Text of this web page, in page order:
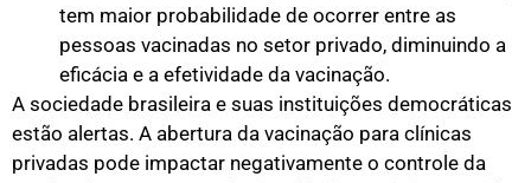
tem maior probabilidade de ocorrer entre as
pessoas vacinadas no setor privado, diminuindo a
eficácia e a efetividade da vacinação.
A sociedade brasileira e suas instituições democráticas
estão alertas. A abertura da vacinação para clínicas
privadas pode impactar negativamente o controle da